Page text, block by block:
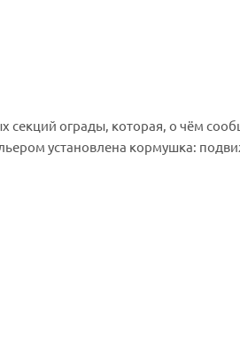
секций ограды, которая, о чём
установлена кормушка:
между двух монолитных камней.